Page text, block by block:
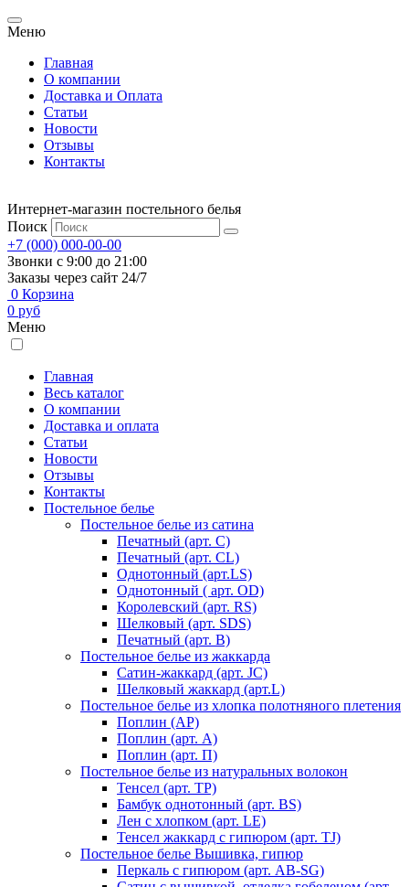
Меню
Главная
О компании
Доставка и Оплата
Статьи
Новости
Отзывы
Контакты
Интернет-магазин постельного белья
Поиск
+7 (000) 000-00-00
Звонки с 9:00 до 21:00
Заказы через сайт 24/7
0 Корзина
0 руб
Меню
Главная
Весь каталог
О компании
Доставка и оплата
Статьи
Новости
Отзывы
Контакты
Постельное белье
Постельное белье из сатина
Печатный (арт. С)
Печатный (арт. СL)
Однотонный (арт.LS)
Однотонный ( арт. OD)
Королевский (арт. RS)
Шелковый (арт. SDS)
Печатный (арт. В)
Постельное белье из жаккарда
Сатин-жаккард (арт. JC)
Шелковый жаккард (арт.L)
Постельное белье из хлопка полотняного плетения
Поплин (AP)
Поплин (арт. А)
Поплин (арт. П)
Постельное белье из натуральных волокон
Тенсел (арт. ТР)
Бамбук однотонный (арт. BS)
Лен с хлопком (арт. LE)
Тенсел жаккард с гипюром (арт. TJ)
Постельное белье Вышивка, гипюр
Перкаль с гипюром (арт. AB-SG)